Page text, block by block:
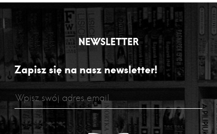
NEWSLETTER
Zapisz się na nasz newsletter!